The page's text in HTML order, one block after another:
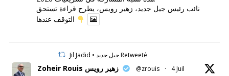
نائب رئيس جيل جديد، زهير رويس، يطرح قراءة تستحق
Jil Jadid • جيل جديد Retweeté
Zoheir Rouis زهير رويس @zrouis · 4 Juil